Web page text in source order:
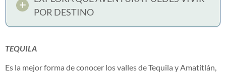
POR DESTINO
TEQUILA
Es la mejor forma de conocer los valles de Tequila y Amatitlán,